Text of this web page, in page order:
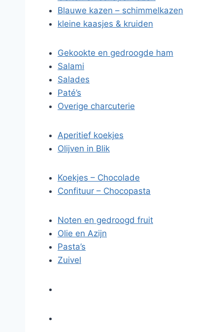
Blauwe kazen – schimmelkazen
kleine kaasjes & kruiden
Gekookte en gedroogde ham
Salami
Salades
Paté’s
Overige charcuterie
Aperitief koekjes
Olijven in Blik
Koekjes – Chocolade
Confituur – Chocopasta
Noten en gedroogd fruit
Olie en Azijn
Pasta’s
Zuivel